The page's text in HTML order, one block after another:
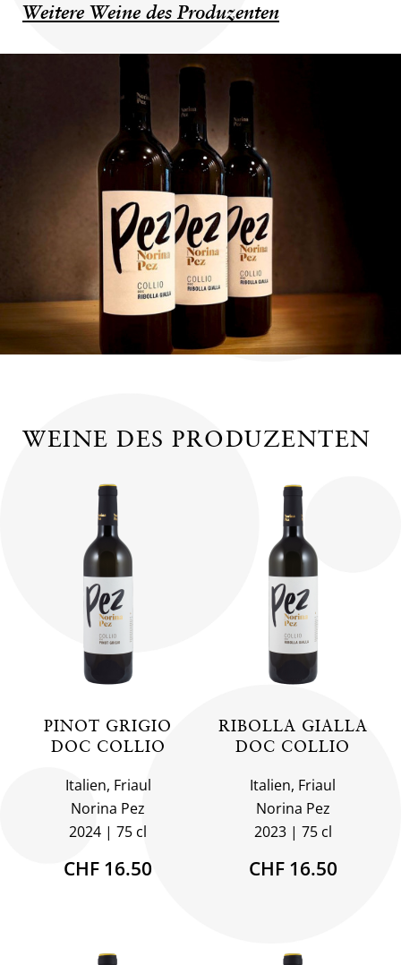
Weitere Weine des Produzenten
WEINE DES PRODUZENTEN
PINOT GRIGIO
DOC COLLIO
Italien, Friaul
Norina Pez
2024
75 cl
CHF 16.50
RIBOLLA GIALLA
DOC COLLIO
Italien, Friaul
Norina Pez
2023
75 cl
CHF 16.50